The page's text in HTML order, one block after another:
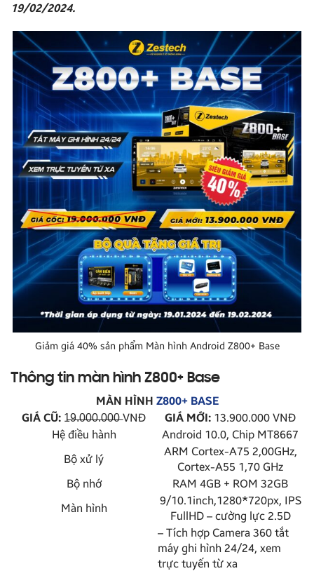
19/02/2024.
Giảm giá 40% sản phẩm Màn hình Android Z800+ Base
Thông tin màn hình Z800+ Base
MÀN HÌNH Z800+ BASE
GIÁ CŨ: 1̶9̶.̶0̶0̶0̶.̶0̶0̶0̶ VNĐ GIÁ MỚI: 13.900.000 VNĐ
Hệ điều hành
Android 10.0, Chip MT8667
Bộ xử lý
ARM Cortex-A75 2,00GHz,
Cortex-A55 1,70 GHz
Bộ nhớ
RAM 4GB + ROM 32GB
Màn hình
9/10.1inch,1280*720px, IPS
FullHD – cường lực 2.5D
– Tích hợp Camera 360 tắt
máy ghi hình 24/24, xem
trực tuyến từ xa